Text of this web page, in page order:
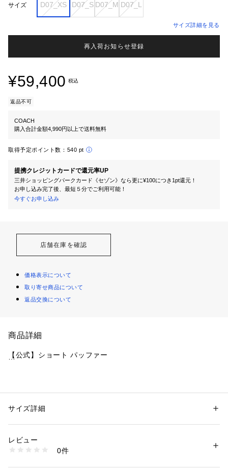
サイズ D07_XS D07_S D07_M D07_L
サイズ詳細を見る
再入荷お知らせ登録
¥59,400 税込
返品不可
COACH
購入合計金額4,990円以上で送料無料
取得予定ポイント数： 540 pt
提携クレジットカードで還元率UP
三井ショッピングパークカード《セゾン》なら更に¥100につき1pt還元！
お申し込み完了後、最短５分でご利用可能！
今すぐお申し込み
店舗在庫を確認
価格表示について
取り寄せ商品について
返品交換について
商品詳細
【公式】ショート パッファー
・ フィル1：90% ダウン、10% フェザー
・ ボタン開閉
・ サイズXS：肩幅52cm、身幅56cm、着丈58cm、袖丈58c
性別：レディース
商品番号：
CV307#BLK （ショップ）
サイズ詳細
レビュー
0件